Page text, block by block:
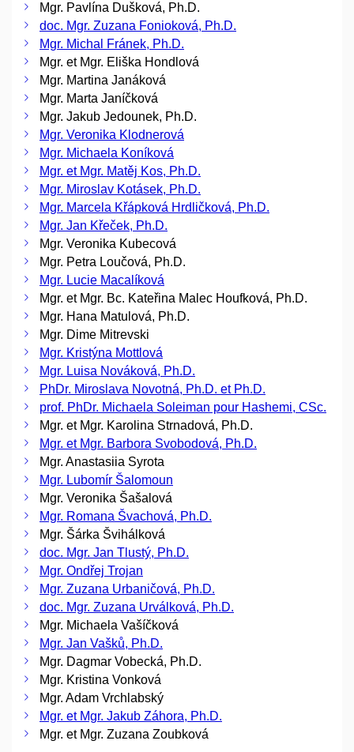
Mgr. Pavlína Dušková, Ph.D.
doc. Mgr. Zuzana Fonioková, Ph.D.
Mgr. Michal Fránek, Ph.D.
Mgr. et Mgr. Eliška Hondlová
Mgr. Martina Janáková
Mgr. Marta Janíčková
Mgr. Jakub Jedounek, Ph.D.
Mgr. Veronika Klodnerová
Mgr. Michaela Koníková
Mgr. et Mgr. Matěj Kos, Ph.D.
Mgr. Miroslav Kotásek, Ph.D.
Mgr. Marcela Křápková Hrdličková, Ph.D.
Mgr. Jan Křeček, Ph.D.
Mgr. Veronika Kubecová
Mgr. Petra Loučová, Ph.D.
Mgr. Lucie Macalíková
Mgr. et Mgr. Bc. Kateřina Malec Houfková, Ph.D.
Mgr. Hana Matulová, Ph.D.
Mgr. Dime Mitrevski
Mgr. Kristýna Mottlová
Mgr. Luisa Nováková, Ph.D.
PhDr. Miroslava Novotná, Ph.D. et Ph.D.
prof. PhDr. Michaela Soleiman pour Hashemi, CSc.
Mgr. et Mgr. Karolina Strnadová, Ph.D.
Mgr. et Mgr. Barbora Svobodová, Ph.D.
Mgr. Anastasiia Syrota
Mgr. Lubomír Šalomoun
Mgr. Veronika Šašalová
Mgr. Romana Švachová, Ph.D.
Mgr. Šárka Švihálková
doc. Mgr. Jan Tlustý, Ph.D.
Mgr. Ondřej Trojan
Mgr. Zuzana Urbaničová, Ph.D.
doc. Mgr. Zuzana Urválková, Ph.D.
Mgr. Michaela Vašíčková
Mgr. Jan Vašků, Ph.D.
Mgr. Dagmar Vobecká, Ph.D.
Mgr. Kristina Vonková
Mgr. Adam Vrchlabský
Mgr. et Mgr. Jakub Záhora, Ph.D.
Mgr. et Mgr. Zuzana Zoubková